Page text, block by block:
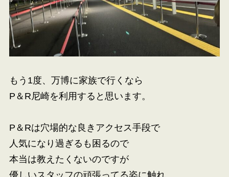
もう1度、万博に家族で行くなら
P＆R尼崎を利用すると思います。
P＆Rは穴場的な良きアクセス手段で
人気になり過ぎるも困るので
本当は教えたくないのですが